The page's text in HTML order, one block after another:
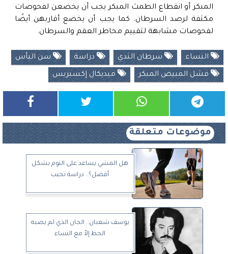
المبكر أو انقطاع الطمث المبكر يجب أن يخضعن لفحوصات
مكثفة لرصد السرطان. كما يجب أن يخضع أقاربهن أيضًا
لفحوصات مشابهة لتقييم مخاطر العقم والسرطان.
النساء سرطان الثدي دراسة سن اليأس
فشل المبيض المبكر ميديكال إكسبريس
موضوعات متعلقة
هل المشي يساعد على النوم بشكل
أفضل؟.. دراسة تجيب
يوسف شعبان.. الجان الذي لم يصبه
الحظ إلاّ مع النساء